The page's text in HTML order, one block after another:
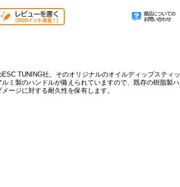
TUNING社。そのオリジナルのオイルディップスティッ
ミ製のハンドルが備えられていますので、既存の樹脂製ハ
ージに対する耐久性を保有します。